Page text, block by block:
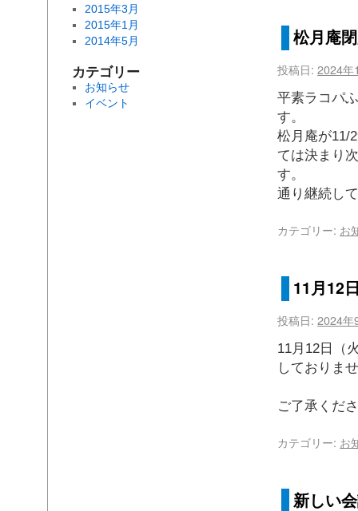
松月庵
投稿日: 2024年
平素ラコパ
す。 こ
松月庵が
ては決まり
す。
通り継続し
カテゴリー: お
11月12
投稿日: 2024年
11月12日（
しておりま
ご了承くだ
カテゴリー: お
新しい
2015年3月
2015年1月
2014年5月
カテゴリー
お知らせ
イベント